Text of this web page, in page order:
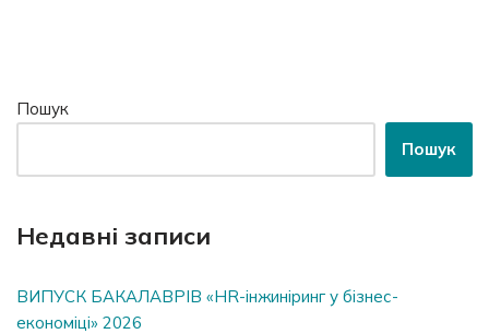
Пошук
Пошук
Недавні записи
ВИПУСК БАКАЛАВРІВ «HR-інжиніринг у бізнес-
економіці» 2026